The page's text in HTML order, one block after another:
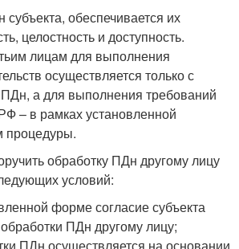
обеспечивается их
целостность и доступность.
лицам для выполнения
осуществляется только с
ПДн, а для выполнения требований
– в рамках установленной
процедуры.
обработку ПДн другому лицу
условий:
форме согласие субъекта
ПДн другому лицу;